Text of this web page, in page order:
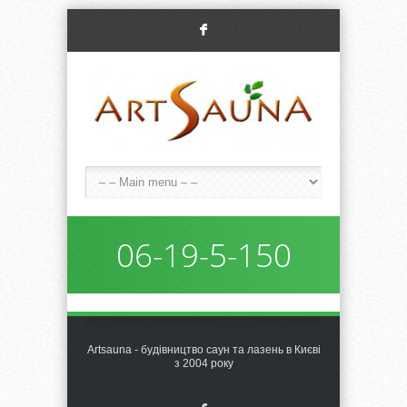
F
06-19-5-150
Artsauna - будівництво саун та лазень в Києві
з 2004 року